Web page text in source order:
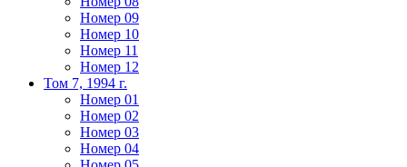
Номер 09
Номер 10
Номер 11
Номер 12
Том 7, 1994 г.
Номер 01
Номер 02
Номер 03
Номер 04